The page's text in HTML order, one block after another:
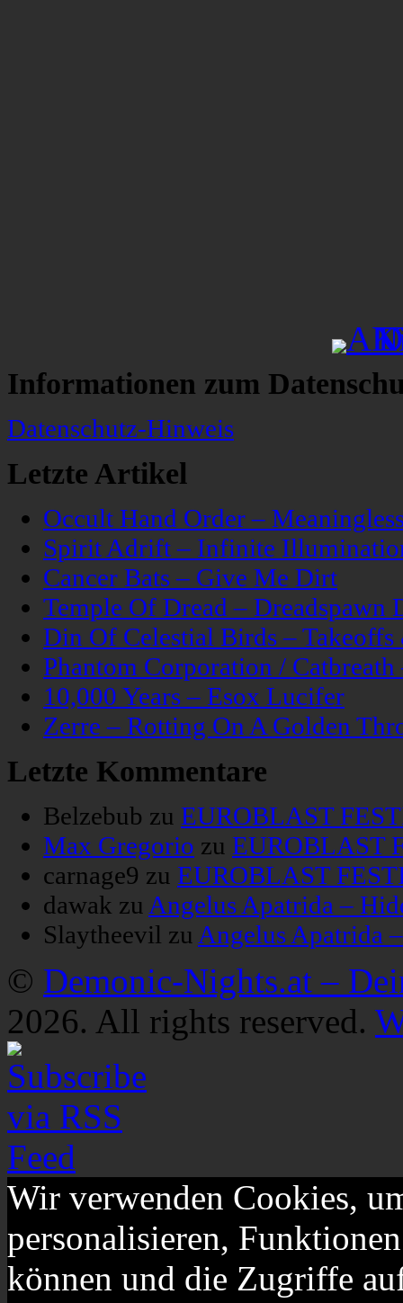
Informationen zum
Datenschutz-Hinweis
Letzte Artikel
Occult Hand Order –
Spirit Adrift – Infinite
Cancer Bats – Give Me Dirt
Temple Of Dread – Dreadspawn
Din Of Celestial Birds –
Phantom Corporation /
10,000 Years – Esox Lucifer
Zerre – Rotting On A Golden
Letzte Kommentare
Belzebub zu EUROBLAST
Max Gregorio zu EUROBLAST
carnage9 zu EUROBLAST
dawak zuAngelus Apatrida –
Slaytheevil zuAngelus Apatrida
© Demonic-Nights.at –
2026. All rights reserved.
Wir verwenden Cookies,
personalisieren,
können und die Zugriffe